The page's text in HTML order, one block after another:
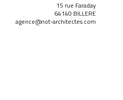
15 rue Faraday
64140 BILLERE
agence@not-architectes.com